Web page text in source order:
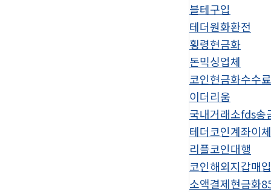
블테구입
테더원화환전
횡령현금화
돈믹싱업체
코인현금화수수료
이더리움
국내거래소fds송
테더코인계좌이체
리플코인대행
코인해외지갑매입
소액결제현금화